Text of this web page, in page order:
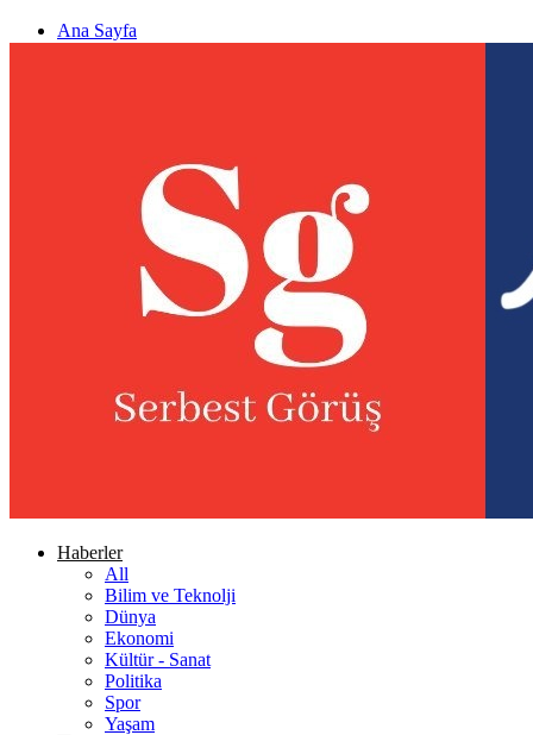
Ana Sayfa
Haberler
All
Bilim ve Teknolji
Dünya
Ekonomi
Kültür - Sanat
Politika
Spor
Yaşam